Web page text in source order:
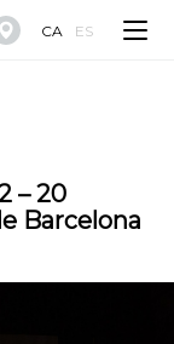
CA ES
– 20
Barcelona